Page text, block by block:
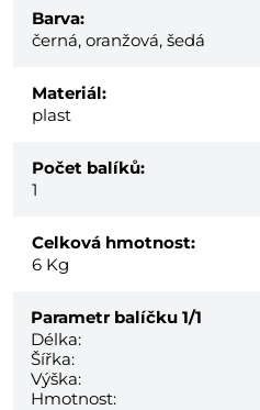
Barva:
černá, oranžová, šedá
Materiál:
plast
Počet balíků:
1
Celková hmotnost:
6 Kg
Parametr balíčku 1/1
Délka:
Šířka:
Výška:
Hmotnost: